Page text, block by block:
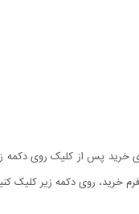
خرید پس از کلیک روی دکمه
خرید، روی دکمه زیر کلیک